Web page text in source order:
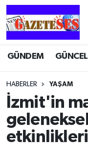
GÜNDEM GÜNCEL
HABERLER YAŞAM
İzmit'in
etkinlikleri